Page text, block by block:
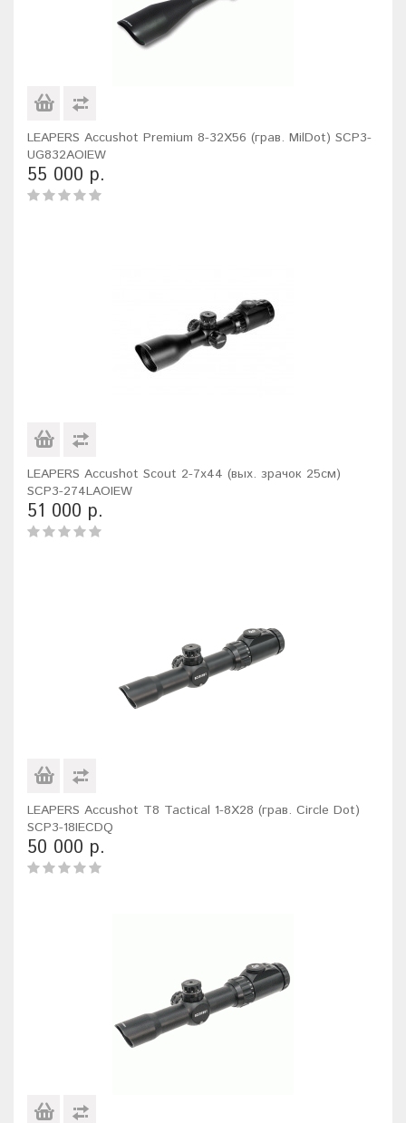
LEAPERS Accushot Premium 8-32X56 (грав. MilDot) SCP3-
UG832AOIEW
55 000 р.
LEAPERS Accushot Scout 2-7x44 (вых. зрачок 25см)
SCP3-274LAOIEW
51 000 р.
LEAPERS Accushot T8 Tactical 1-8X28 (грав. Circle Dot)
SCP3-18IECDQ
50 000 р.